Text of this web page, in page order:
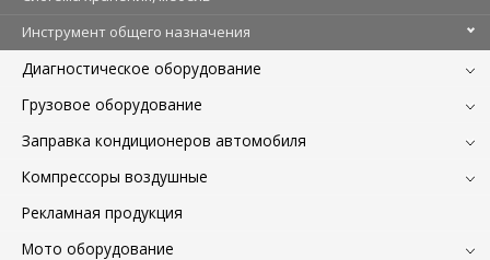
Инструмент общего назначения
Диагностическое оборудование
Грузовое оборудование
Заправка кондиционеров автомобиля
Компрессоры воздушные
Рекламная продукция
Мото оборудование